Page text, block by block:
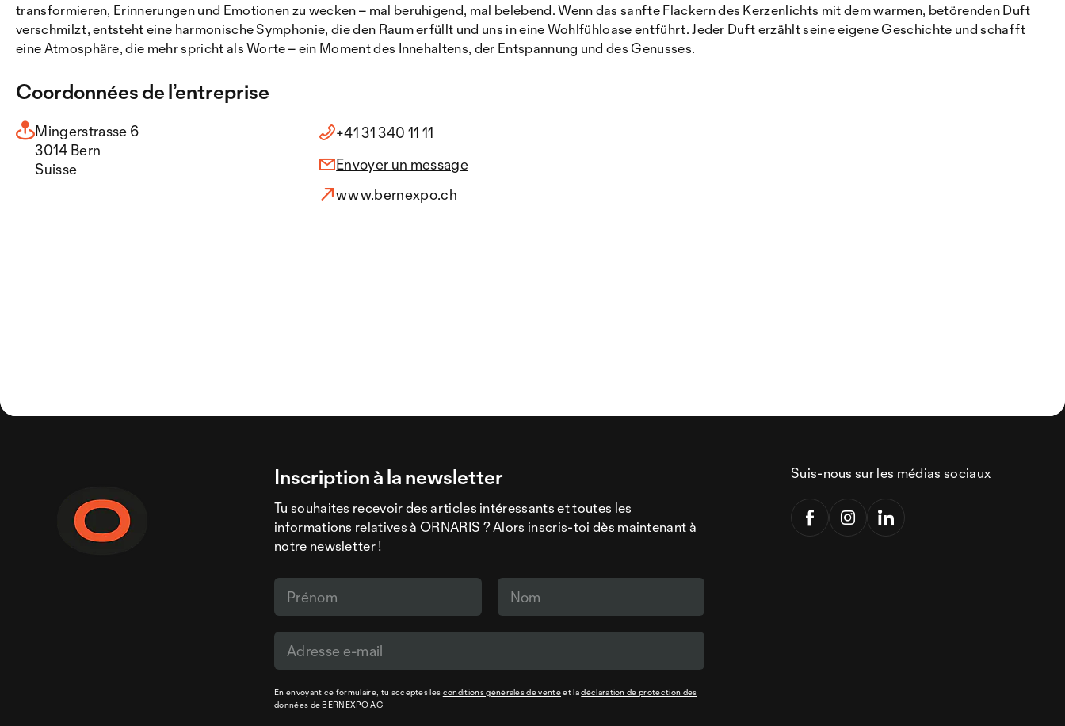
transformieren, Erinnerungen und Emotionen zu wecken – mal beruhigend, mal belebend. Wenn das sanfte Flackern des Kerzenlichts mit dem warmen, betörenden Duft
verschmilzt, entsteht eine harmonische Symphonie, die den Raum erfüllt und uns in eine Wohlfühloase entführt. Jeder Duft erzählt seine eigene Geschichte und schafft
eine Atmosphäre, die mehr spricht als Worte – ein Moment des Innehaltens, der Entspannung und des Genusses.
Coordonnées de l’entreprise
Mingerstrasse 6
3014 Bern
Suisse
+41 31 340 11 11
Envoyer un message
www.bernexpo.ch
Inscription à la newsletter
Tu souhaites recevoir des articles intéressants et toutes les
informations relatives à ORNARIS ? Alors inscris-toi dès maintenant à
notre newsletter !
En envoyant ce formulaire, tu acceptes les conditions générales de venteet ladéclaration de protection des
données de BERNEXPO AG
Suis-nous sur les médias sociaux